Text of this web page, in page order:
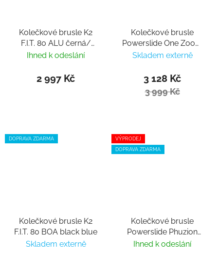
Kolečkové brusle K2
F.I.T. 80 ALU černá/
červená
Ihned k odeslání
2 997 Kč
Kolečkové brusle
Powerslide One Zoom
Black 100
Skladem externě
3 128 Kč
3 999 Kč
DOPRAVA ZDARMA
Kolečkové brusle K2
F.I.T. 80 BOA black blue
Skladem externě
VÝPRODEJ
DOPRAVA ZDARMA
Kolečkové brusle
Powerslide Phuzion
Argon Rose 80 Trinity
Ihned k odeslání